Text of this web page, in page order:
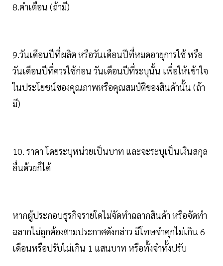
8.คำเตือน (ถ้ามี)
9.วันเดือนปีที่ผลิต หรือวันเดือนปีที่หมดอายุการใช้ หรือ
วันเดือนปีที่ควรใช้ก่อน วันเดือนปีที่ระบุนั้น เพื่อให้เข้าใจ
ในประโยชน์ของคุณภาพหรือคุณสมบัติของสินค้านั้น (ถ้า
มี)
10. ราคา โดยระบุหน่วยเป็นบาท และจะระบุเป็นเงินสกุล
อื่นด้วยก็ได้
หากผู้ประกอบธุรกิจรายใดไม่จัดทำฉลากสินค้า หรือจัดทำ
ฉลากไม่ถูกต้องตามประกาศดังกล่าว มีโทษจำคุกไม่เกิน 6
เดือนหรือปรับไม่เกิน 1 แสนบาท หรือทั้งจำทั้งปรับ